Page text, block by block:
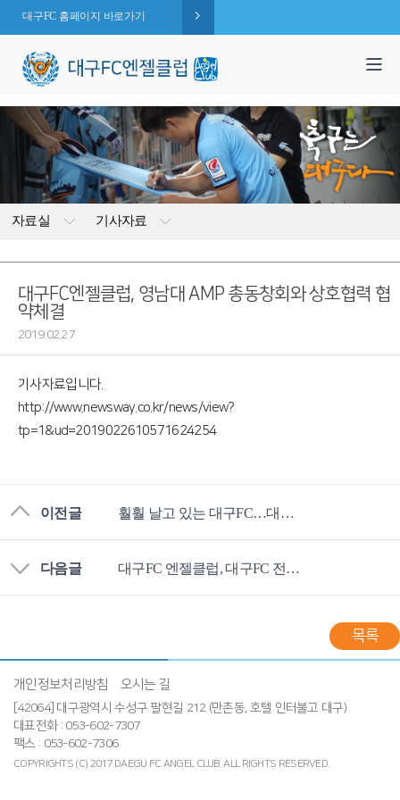
대구FC 홈페이지 바로가기
자료실 기사자료
대구FC엔젤클럽, 영남대 AMP 총동창회와 상호협력 협
약체결
2019.02.27
기사자료입니다.
http://www.newsway.co.kr/news/view?
tp=1&ud=2019022610571624254
이전글 훨훨 날고 있는 대구FC…대구FC 엔젤클럽도 ‘비상’
다음글 대구FC 엔젤클럽, 대구FC 전지훈련장 찾아 선수 격려
목록
개인정보처리방침 오시는 길
[42064] 대구광역시 수성구 팔현길 212 (만촌동, 호텔 인터불고 대구)
대표전화 : 053-602-7307
팩스 : 053-602-7306
COPYRIGHTS (C) 2017 DAEGU FC ANGEL CLUB. ALL RIGHTS RESERVED.